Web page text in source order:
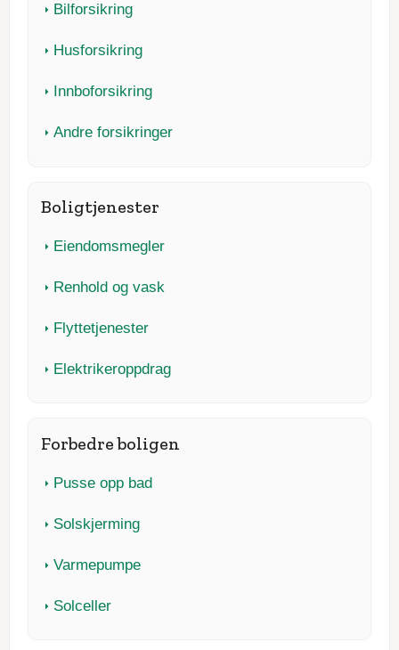
Bilforsikring
Husforsikring
Innboforsikring
Andre forsikringer
Boligtjenester
Eiendomsmegler
Renhold og vask
Flyttetjenester
Elektrikeroppdrag
Forbedre boligen
Pusse opp bad
Solskjerming
Varmepumpe
Solceller